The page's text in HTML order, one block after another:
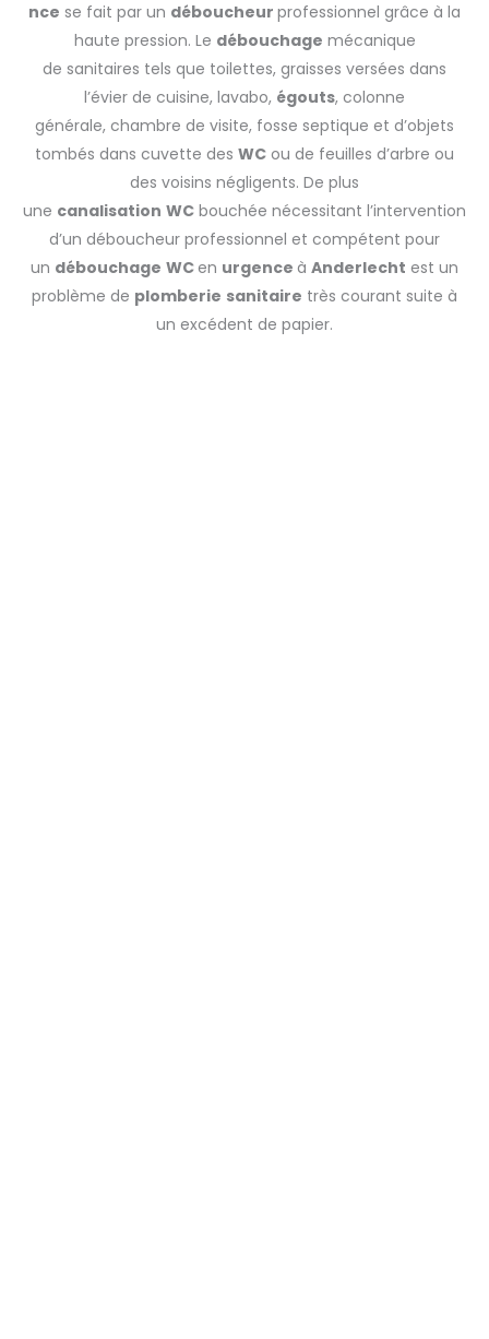
nce se fait par un déboucheur professionnel grâce à la
haute pression. Le débouchage mécanique
de sanitaires tels que toilettes, graisses versées dans
l’évier de cuisine, lavabo, égouts, colonne
générale, chambre de visite, fosse septique et d’objets
tombés dans cuvette des WC ou de feuilles d’arbre ou
des voisins négligents. De plus
une canalisation WC bouchée nécessitant l’intervention
d’un déboucheur professionnel et compétent pour
un débouchage WC en urgence à Anderlecht est un
problème de plomberie sanitaire très courant suite à
un excédent de papier.